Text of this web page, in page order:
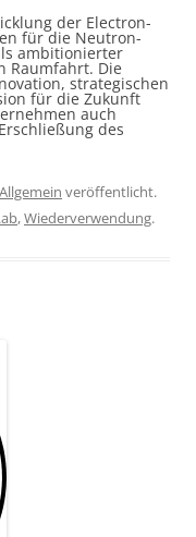
der Electron-
für die Neutron-
ambitionierter
Raumfahrt. Die
strategischen
für die Zukunft
auch
des
Allgemein veröffentlicht.
,Wiederverwendung.